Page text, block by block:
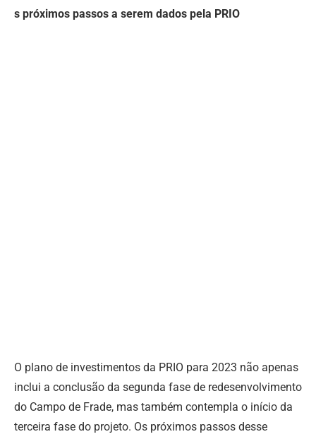
s próximos passos a serem dados pela PRIO
O plano de investimentos da PRIO para 2023 não apenas
inclui a conclusão da segunda fase de redesenvolvimento
do Campo de Frade, mas também contempla o início da
terceira fase do projeto. Os próximos passos desse